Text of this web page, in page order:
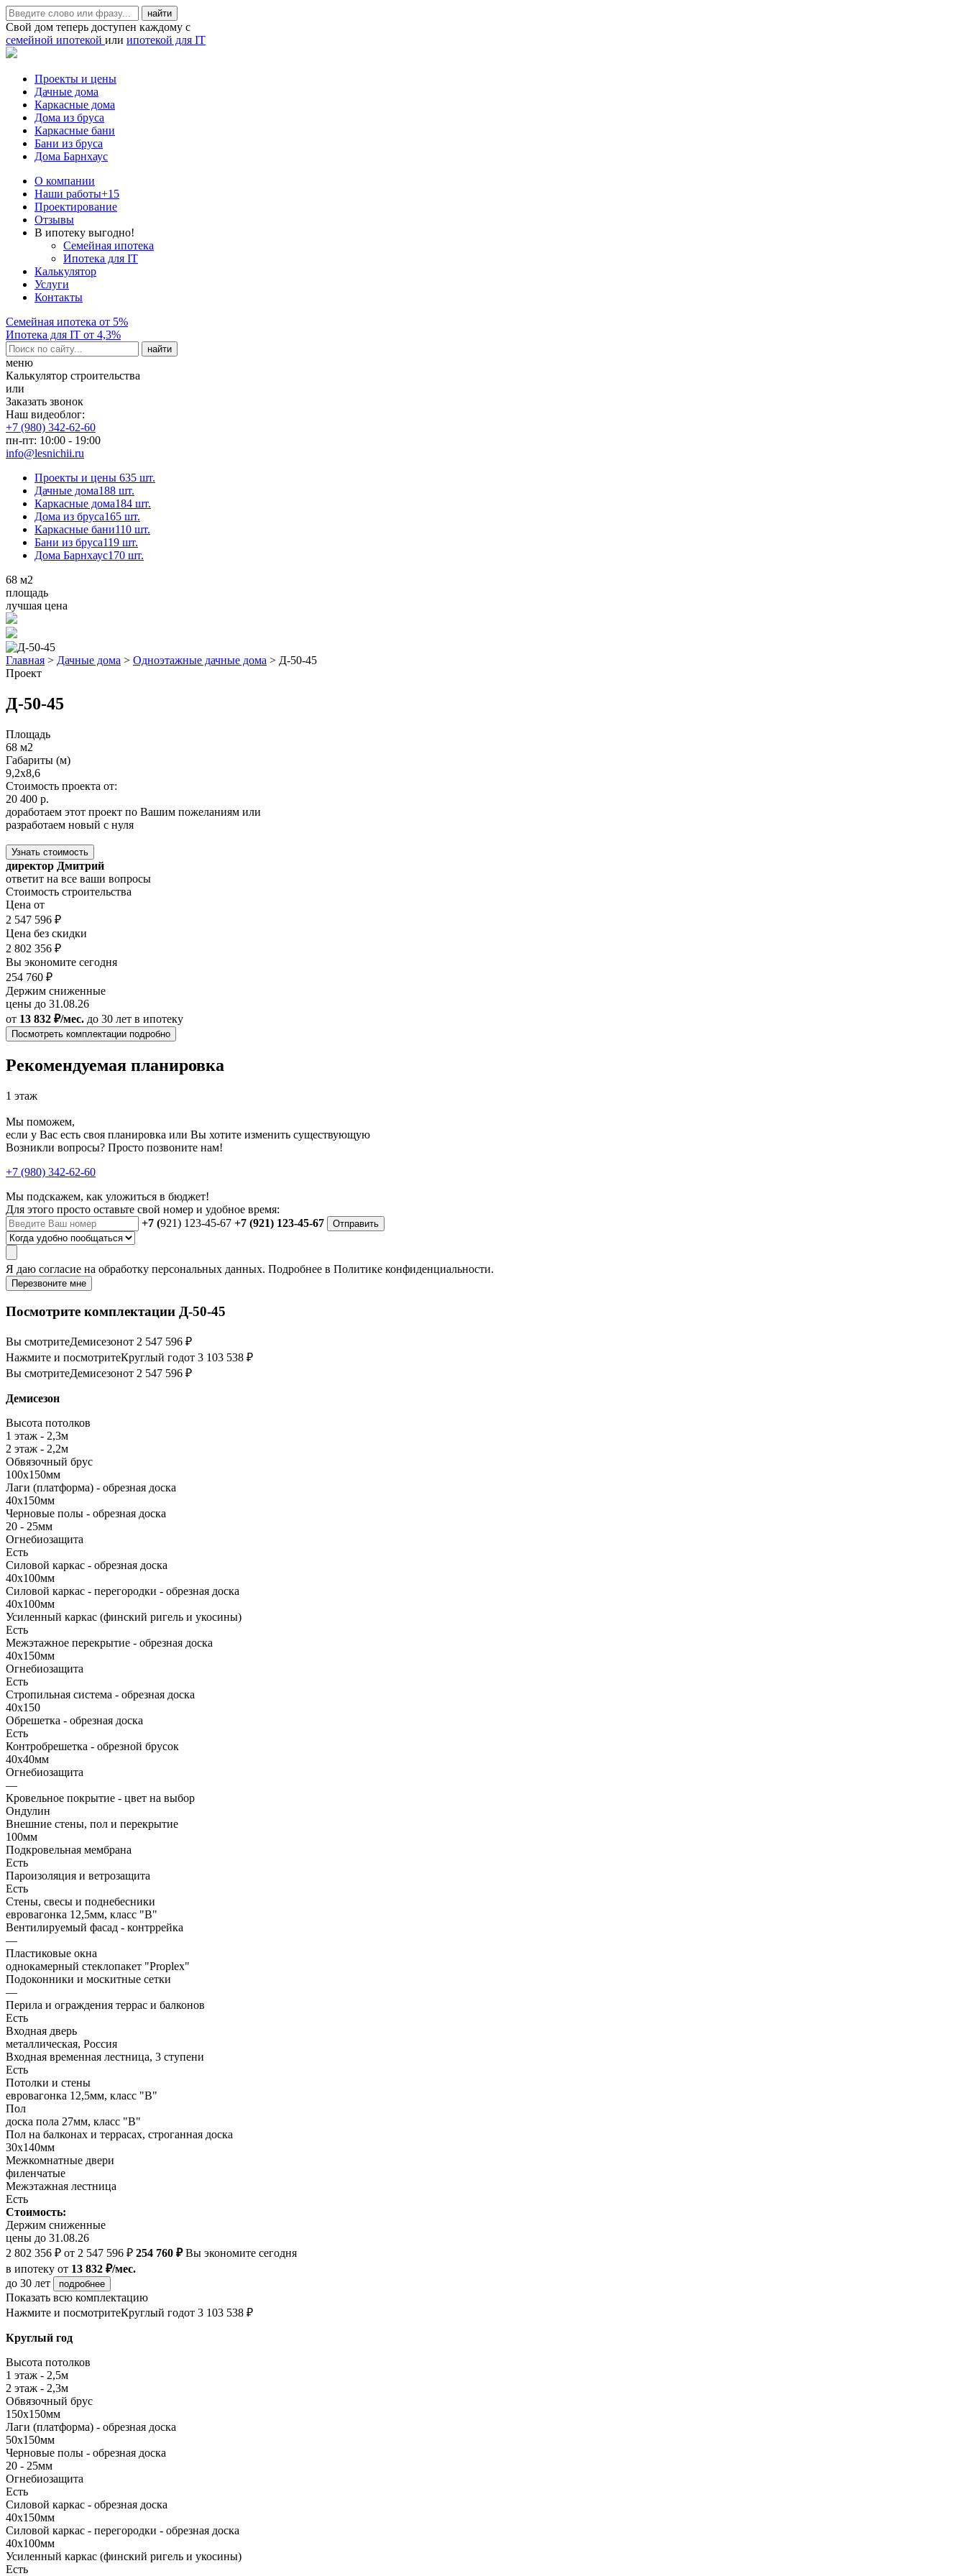
Свой дом теперь доступен каждому с
семейной ипотекой или ипотекой для IT
Проекты и цены
Дачные дома
Каркасные дома
Дома из бруса
Каркасные бани
Бани из бруса
Дома Барнхаус
О компании
Наши работы+15
Проектирование
Отзывы
В ипотеку выгодно!
Семейная ипотека
Ипотека для IT
Калькулятор
Услуги
Контакты
Семейная ипотека от 5%
Ипотека для IT от 4,3%
меню
Калькулятор строительства
или
Заказать звонок
Наш видеоблог:
+7 (980) 342-62-60
пн-пт: 10:00 - 19:00
info@lesnichii.ru
Проекты и цены 635 шт.
Дачные дома188 шт.
Каркасные дома184 шт.
Дома из бруса165 шт.
Каркасные бани110 шт.
Бани из бруса119 шт.
Дома Барнхаус170 шт.
68 м2
площадь
лучшая цена
Главная > Дачные дома > Одноэтажные дачные дома > Д-50-45
Проект
Д-50-45
Площадь
68 м2
Габариты (м)
9,2x8,6
Стоимость проекта от:
20 400 р.
доработаем этот проект по Вашим пожеланиям или
разработаем новый с нуля
Узнать стоимость
директор Дмитрий
ответит на все ваши вопросы
Стоимость строительства
Цена от
2 547 596 ₽
Цена без скидки
2 802 356 ₽
Вы экономите сегодня
254 760 ₽
Держим сниженные
цены до 31.08.26
от 13 832 ₽/мес. до 30 лет в ипотеку
Посмотреть комплектации подробно
Рекомендуемая планировка
1 этаж
Мы поможем,
если у Вас есть своя планировка или Вы хотите изменить существующую
Возникли вопросы? Просто позвоните нам!
+7 (980) 342-62-60
Мы подскажем, как уложиться в бюджет!
Для этого просто оставьте свой номер и удобное время:
+7 (921) 123-45-67 +7 (921) 123-45-67 Отправить
Я даю согласие на обработку персональных данных. Подробнее в Политике конфиденциальности.
Перезвоните мне
Посмотрите комплектации Д-50-45
Вы смотритеДемисезонот 2 547 596 ₽
Нажмите и посмотритеКруглый годот 3 103 538 ₽
Вы смотритеДемисезонот 2 547 596 ₽
Демисезон
Высота потолков
1 этаж - 2,3м
2 этаж - 2,2м
Обвязочный брус
100х150мм
Лаги (платформа) - обрезная доска
40х150мм
Черновые полы - обрезная доска
20 - 25мм
Огнебиозащита
Есть
Силовой каркас - обрезная доска
40х100мм
Силовой каркас - перегородки - обрезная доска
40х100мм
Усиленный каркас (финский ригель и укосины)
Есть
Межэтажное перекрытие - обрезная доска
40х150мм
Огнебиозащита
Есть
Стропильная система - обрезная доска
40х150
Обрешетка - обрезная доска
Есть
Контробрешетка - обрезной брусок
40х40мм
Огнебиозащита
—
Кровельное покрытие - цвет на выбор
Ондулин
Внешние стены, пол и перекрытие
100мм
Подкровельная мембрана
Есть
Пароизоляция и ветрозащита
Есть
Стены, свесы и поднебесники
евровагонка 12,5мм, класс "В"
Вентилируемый фасад - контррейка
—
Пластиковые окна
однокамерный стеклопакет "Proplex"
Подоконники и москитные сетки
—
Перила и ограждения террас и балконов
Есть
Входная дверь
металлическая, Россия
Входная временная лестница, 3 ступени
Есть
Потолки и стены
евровагонка 12,5мм, класс "В"
Пол
доска пола 27мм, класс "B"
Пол на балконах и террасах, строганная доска
30х140мм
Межкомнатные двери
филенчатые
Межэтажная лестница
Есть
Стоимость:
Держим сниженные
цены до 31.08.26
2 802 356 ₽ от 2 547 596 ₽ 254 760 ₽Вы экономите сегодня
в ипотеку от 13 832 ₽/мес.
до 30 лет
подробнее
Показать всю комплектацию
Нажмите и посмотритеКруглый годот 3 103 538 ₽
Круглый год
Высота потолков
1 этаж - 2,5м
2 этаж - 2,3м
Обвязочный брус
150х150мм
Лаги (платформа) - обрезная доска
50х150мм
Черновые полы - обрезная доска
20 - 25мм
Огнебиозащита
Есть
Силовой каркас - обрезная доска
40х150мм
Силовой каркас - перегородки - обрезная доска
40х100мм
Усиленный каркас (финский ригель и укосины)
Есть